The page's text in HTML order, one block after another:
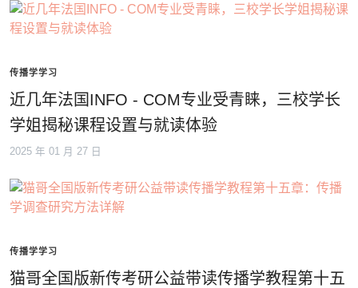
传播学学习
近几年法国INFO - COM专业受青睐，三校学长
学姐揭秘课程设置与就读体验
2025 年 01 月 27 日
传播学学习
猫哥全国版新传考研公益带读传播学教程第十五